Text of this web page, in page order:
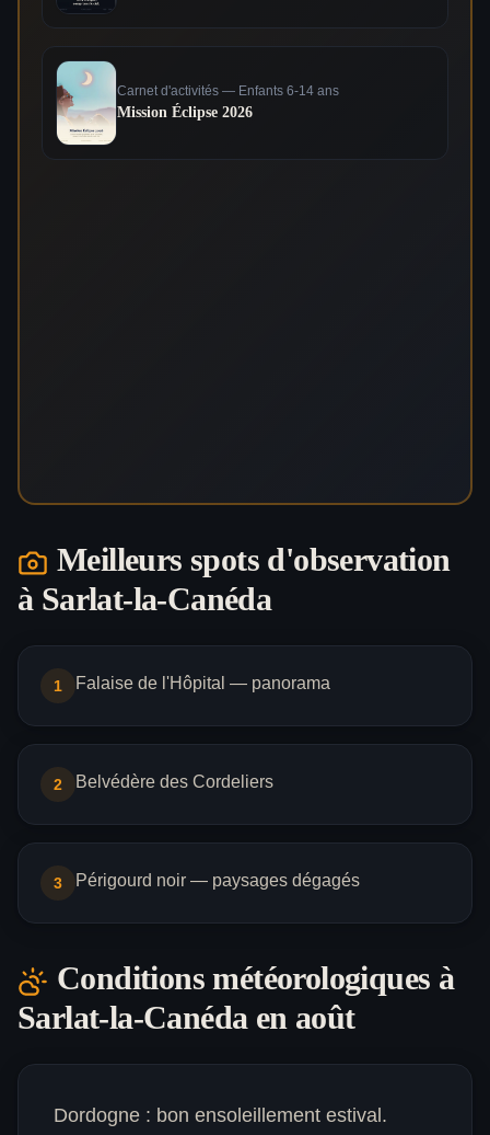
Carnet d'activités — Enfants 6-14 ans
Mission Éclipse 2026
Meilleurs spots d'observation
à Sarlat-la-Canéda
1 Falaise de l'Hôpital — panorama
2 Belvédère des Cordeliers
3 Périgourd noir — paysages dégagés
Conditions météorologiques à
Sarlat-la-Canéda en août
Dordogne : bon ensoleillement estival.